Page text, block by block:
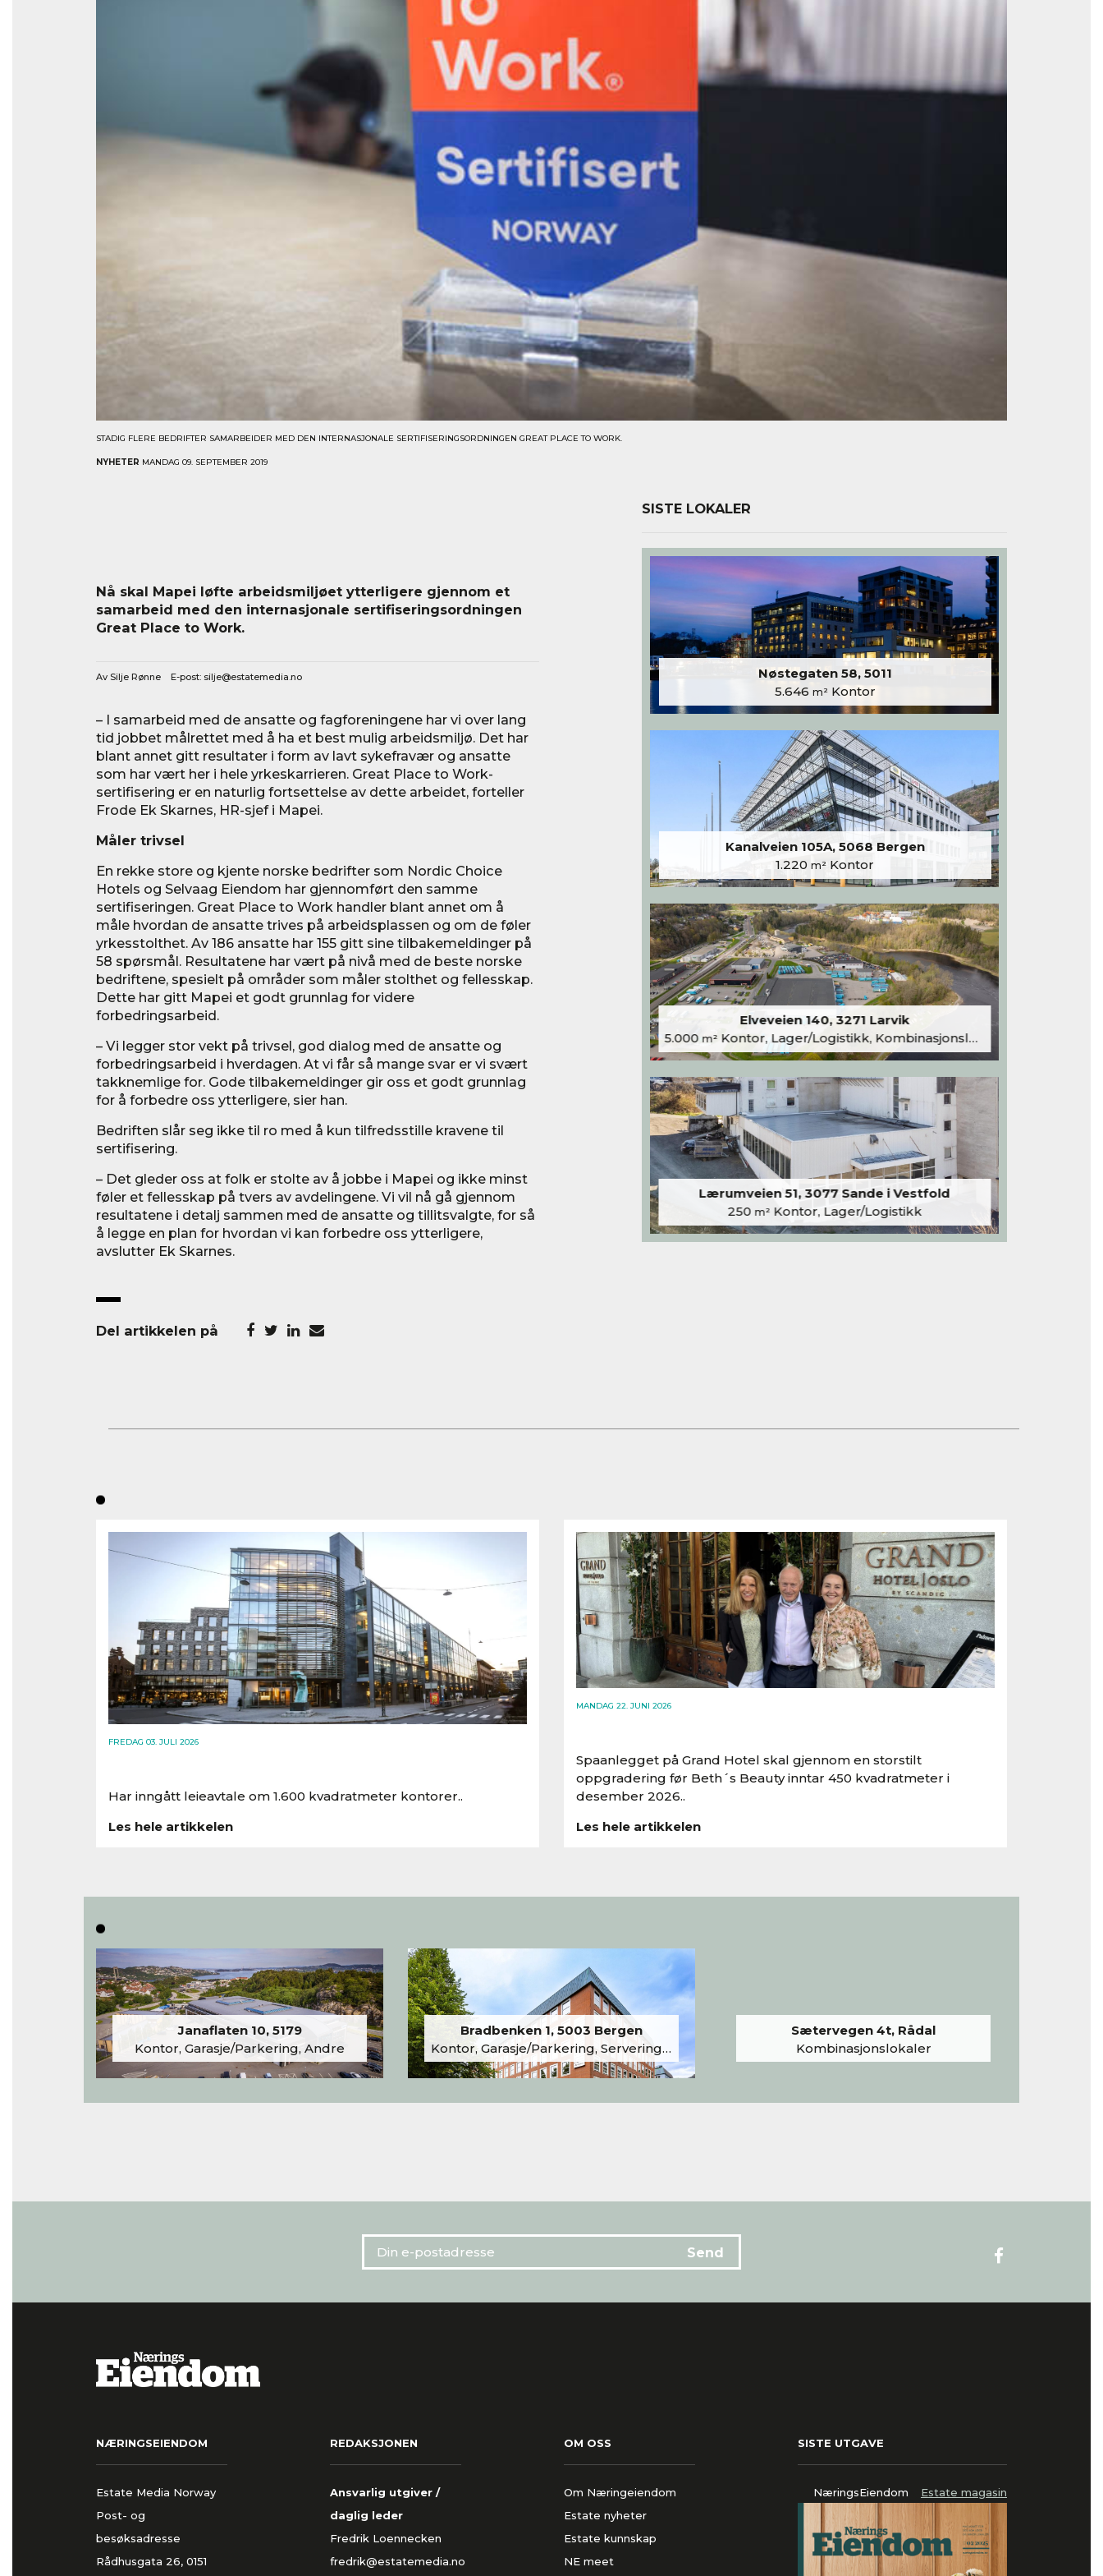
STADIG FLERE BEDRIFTER SAMARBEIDER MED DEN INTERNASJONALE SERTIFISERINGSORDNINGEN GREAT PLACE TO WORK.
NYHETER MANDAG 09. SEPTEMBER 2019
Nå skal Mapei løfte arbeidsmiljøet ytterligere gjennom et
samarbeid med den internasjonale sertifiseringsordningen
Great Place to Work.
Av Silje Rønne E-post: silje@estatemedia.no
– I samarbeid med de ansatte og fagforeningene har vi over lang
tid jobbet målrettet med å ha et best mulig arbeidsmiljø. Det har
blant annet gitt resultater i form av lavt sykefravær og ansatte
som har vært her i hele yrkeskarrieren. Great Place to Work-
sertifisering er en naturlig fortsettelse av dette arbeidet, forteller
Frode Ek Skarnes, HR-sjef i Mapei.
Måler trivsel
En rekke store og kjente norske bedrifter som Nordic Choice
Hotels og Selvaag Eiendom har gjennomført den samme
sertifiseringen. Great Place to Work handler blant annet om å
måle hvordan de ansatte trives på arbeidsplassen og om de føler
yrkesstolthet. Av 186 ansatte har 155 gitt sine tilbakemeldinger på
58 spørsmål. Resultatene har vært på nivå med de beste norske
bedriftene, spesielt på områder som måler stolthet og fellesskap.
Dette har gitt Mapei et godt grunnlag for videre
forbedringsarbeid.
– Vi legger stor vekt på trivsel, god dialog med de ansatte og
forbedringsarbeid i hverdagen. At vi får så mange svar er vi svært
takknemlige for. Gode tilbakemeldinger gir oss et godt grunnlag
for å forbedre oss ytterligere, sier han.
Bedriften slår seg ikke til ro med å kun tilfredsstille kravene til
sertifisering.
– Det gleder oss at folk er stolte av å jobbe i Mapei og ikke minst
føler et fellesskap på tvers av avdelingene. Vi vil nå gå gjennom
resultatene i detalj sammen med de ansatte og tillitsvalgte, for så
å legge en plan for hvordan vi kan forbedre oss ytterligere,
avslutter Ek Skarnes.
Del artikkelen på
SISTE LOKALER
Nøstegaten 58, 5011
5.646 m²Kontor
Kanalveien 105A, 5068 Bergen
1.220 m²Kontor
Elveveien 140, 3271 Larvik
5.000m²Kontor, Lager/Logistikk, Kombinasjonslokaler
Lærumveien 51, 3077 Sande i Vestfold
250 m² Kontor, Lager/Logistikk
FREDAG 03. JULI 2026
Har inngått leieavtale om 1.600 kvadratmeter kontorer..
Les hele artikkelen
MANDAG 22. JUNI 2026
Spaanlegget på Grand Hotel skal gjennom en storstilt
oppgradering før Beth´s Beauty inntar 450 kvadratmeter i
desember 2026..
Les hele artikkelen
Janaflaten 10, 5179
Kontor, Garasje/Parkering, Andre
Bradbenken 1, 5003 Bergen
Kontor, Garasje/Parkering, Serveringslokale/Kantine, Undervisning/Arrangement
Sætervegen 4t, Rådal
Kombinasjonslokaler
NÆRINGSEIENDOM
Estate Media Norway
Post- og
besøksadresse
Rådhusgata 26, 0151
REDAKSJONEN
Ansvarlig utgiver /
daglig leder
Fredrik Loennecken
fredrik@estatemedia.no
OM OSS
Om Næringeiendom
Estate nyheter
Estate kunnskap
NE meet
SISTE UTGAVE
NæringsEiendom Estate magasin